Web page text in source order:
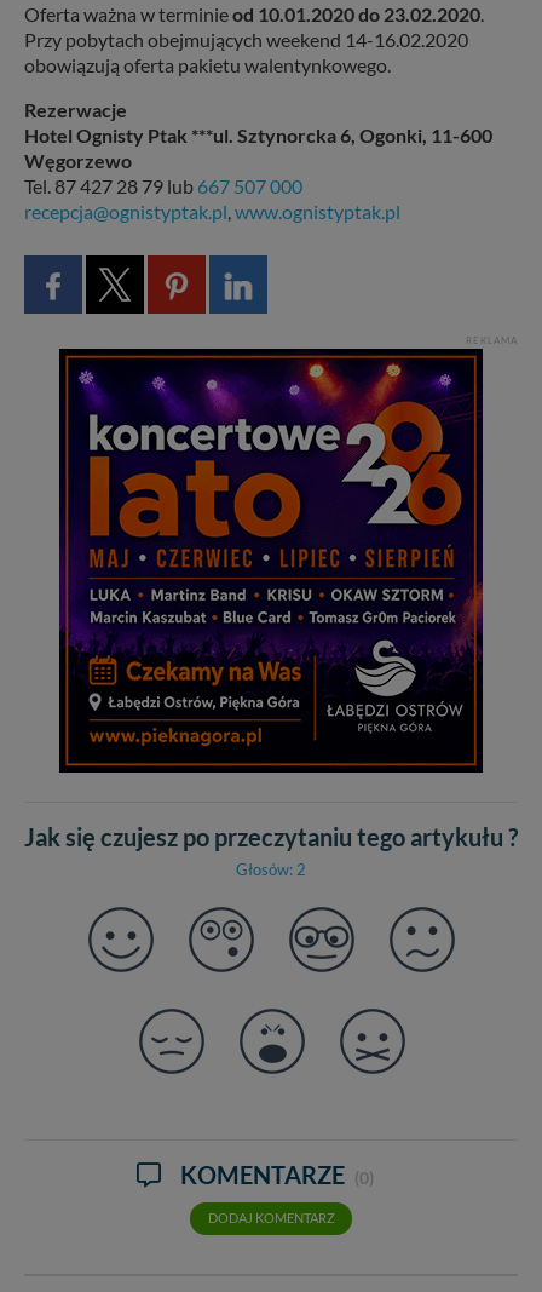
Oferta ważna w terminieod 10.01.2020 do 23.02.2020
Przy pobytach obejmujących weekend 14-16.02.2020
obowiązują oferta pakietu walentynkowego.
Rezerwacje
Hotel Ognisty Ptak ***ul. Sztynorcka 6, Ogonki, 11-600
Węgorzewo
Tel. 87 427 28 79 lub 667 507 000
recepcja@ognistyptak.pl www.ognistyptak.pl
REKLAMA
Jak się czujesz po przeczytaniu tego artykułu ?
Głosów: 2
KOMENTARZE (0)
DODAJ KOMENTARZ